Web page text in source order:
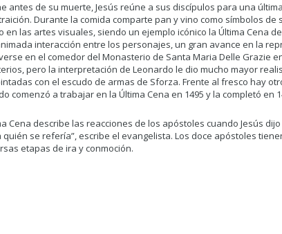
antes de su muerte, Jesús reúne a sus discípulos para una
Durante la comida comparte pan y vino como símbolos
en las artes visuales, siendo un ejemplo icónico la Última Cena
interacción entre los personajes, un gran avance en la
en el comedor del Monasterio de Santa Maria Delle Grazie
pero la interpretación de Leonardo le dio mucho mayor
con el escudo de armas de Sforza. Frente al fresco hay
comenzó a trabajar en la Última Cena en 1495 y la completó
Cena describe las reacciones de los apóstoles cuando Jesús
quién se refería”, escribe el evangelista. Los doce apóstoles
etapas de ira y conmoción.